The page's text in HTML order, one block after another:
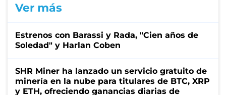
Ver más
Estrenos con Barassi y Rada, "Cien años de
Soledad" y Harlan Coben
SHR Miner ha lanzado un servicio gratuito de
minería en la nube para titulares de BTC, XRP
y ETH, ofreciendo ganancias diarias de